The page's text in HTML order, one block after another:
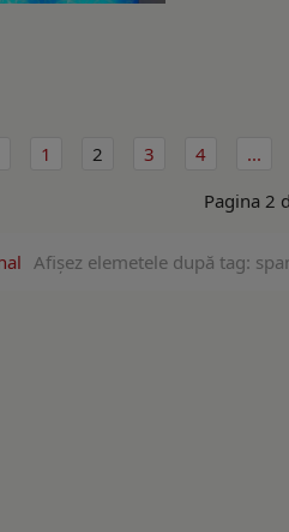
1 2 3 4 ...
Pagina 2
Afişez elemetele după tag: